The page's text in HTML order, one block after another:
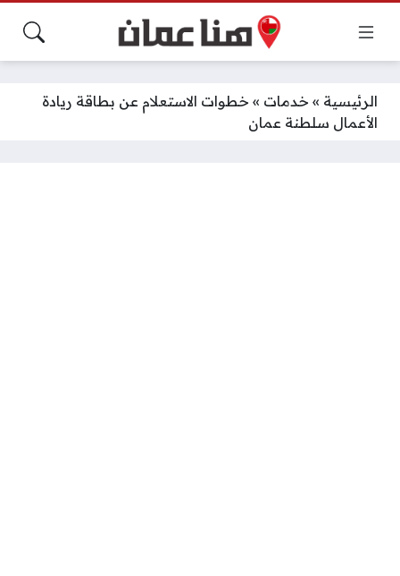
الرئيسية » خدمات » خطوات الاستعلام عن بطاقة ريادة
الأعمال سلطنة عمان